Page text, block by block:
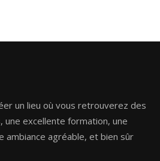
un lieu où vous retrouverez des
excellente formation, une
ambiance agréable, et bien sûr